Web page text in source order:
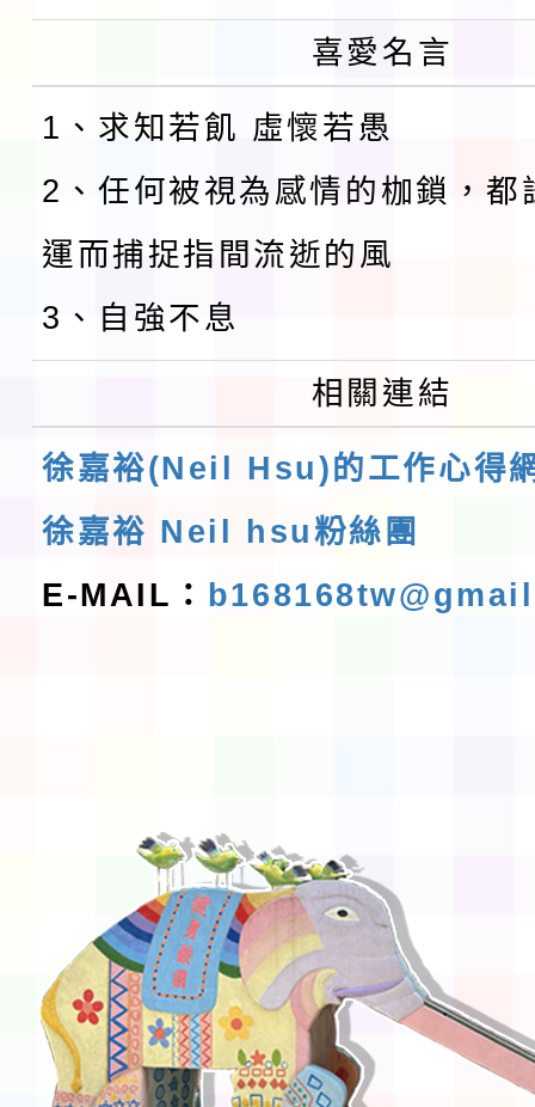
喜愛名言
1、求知若飢 虛懷若愚
2、任何被視為感情的枷鎖，都
運而捕捉指間流逝的風
3、自強不息
相關連結
徐嘉裕(Neil Hsu)的工作心得
徐嘉裕 Neil hsu粉絲團
E-MAIL：